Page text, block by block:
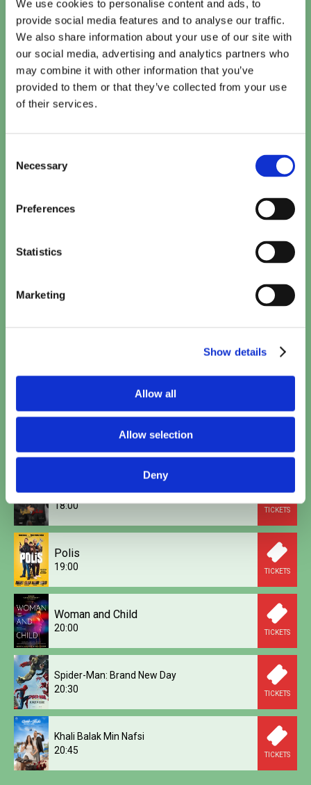
We use cookies to personalise content and ads, to
provide social media features and to analyse our traffic.
We also share information about your use of our site with
our social media, advertising and analytics partners who
may combine it with other information that you’ve
provided to them or that they’ve collected from your use
of their services.
Selection
Necessary
Preferences
Statistics
Marketing
Show details
Allow all
Allow selection
Deny
exclusively at Cinema de Vlugt during Black
Achievement Month.
TICKETS
TICKETS
Saqr W Kanaria
18:00 TICKETS
Polis
19:00 TICKETS
Woman and Child
20:00 TICKETS
Spider-Man: Brand New Day
20:30
TICKETS
Khali Balak Min Nafsi
20:45
TICKETS